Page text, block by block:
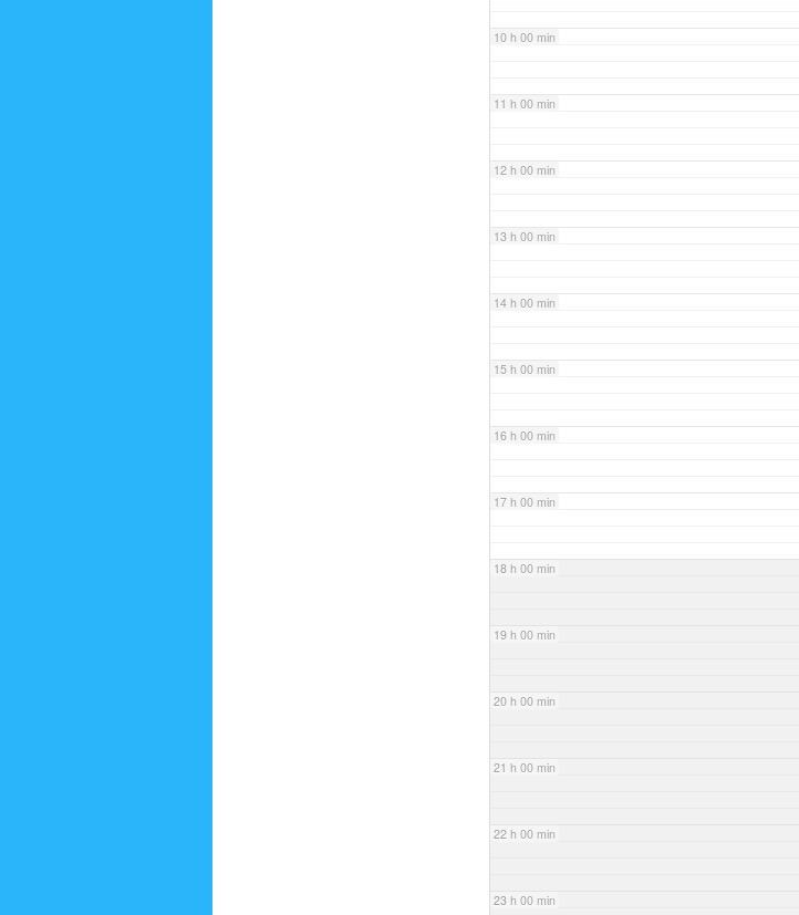
10 h 00 min
11 h 00 min
12 h 00 min
13 h 00 min
14 h 00 min
15 h 00 min
16 h 00 min
17 h 00 min
18 h 00 min
19 h 00 min
20 h 00 min
21 h 00 min
22 h 00 min
23 h 00 min